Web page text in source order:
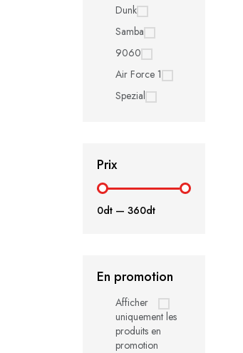
Dunk
Samba
9060
Air Force 1
Spezial
Prix
0dt — 360dt
En promotion
Afficher
uniquement les
produits en
promotion